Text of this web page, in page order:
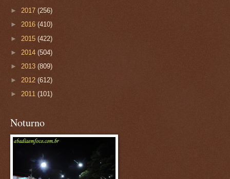
► 2017 (256)
► 2016 (410)
► 2015 (422)
► 2014 (504)
► 2013 (809)
► 2012 (612)
► 2011 (101)
Noturno